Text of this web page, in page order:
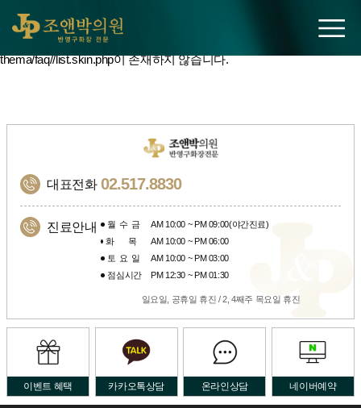
thema/faq//list.skin.php이 존재하지 않습니다.
대표전화 02.517.8830
진료안내 월수금
AM 10:00 ~ PM 09:00(야간진료)
화목 AM 10:00 ~ PM 06:00
토요일
AM 10:00 ~ PM 03:00
점심시간
PM 12:30 ~ PM 01:30
일요일, 공휴일 휴진 / 2, 4째주 목요일 휴진
이벤트 혜택 카카오톡상담 온라인상담 네이버예약